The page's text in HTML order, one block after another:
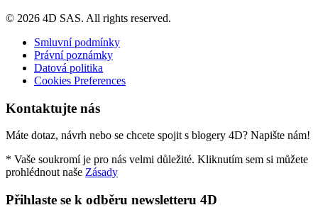
© 2026 4D SAS. All rights reserved.
Smluvní podmínky
Právní poznámky
Datová politika
Cookies Preferences
Kontaktujte nás
Máte dotaz, návrh nebo se chcete spojit s blogery 4D? Napište nám!
* Vaše soukromí je pro nás velmi důležité. Kliknutím sem si můžete
prohlédnout naše Zásady
Přihlaste se k odběru newsletteru 4D